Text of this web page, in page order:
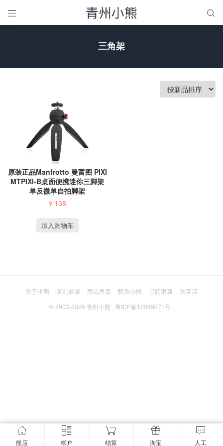
 
三角架
原装正品Manfrotto 曼富图 PIXI
MTPIXI-B桌面便携迷你三脚架
单反微单自拍脚架
¥ 138
加入购物车
熊店 帐户 结算 淘宝 人工
关于小熊 买前必读 商品售后 联系小熊 订阅更新
淘宝店
© 2003-2026 青州小熊 粤ICP备12089271号